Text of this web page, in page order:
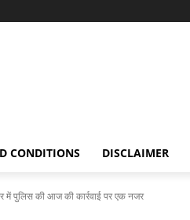
CONDITIONS DISCLAIMER
पुलिस की आज की कार्रवाई पर एक नजर